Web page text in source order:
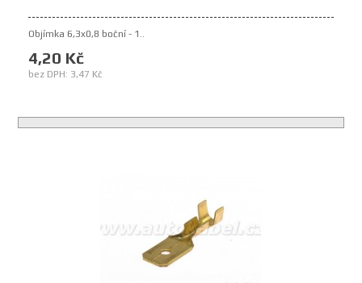
Objímka 6,3x0,8 boční - 1..
4,20 Kč
bez DPH: 3,47 Kč